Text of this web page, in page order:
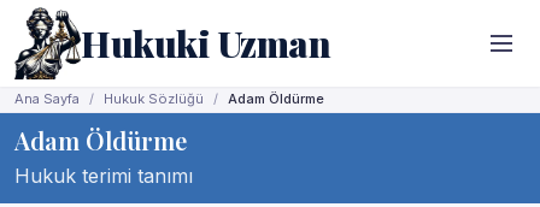
Hukuki Uzman
Ana Sayfa Hukuk Sözlüğü Adam Öldürme
Adam Öldürme
Hukuk terimi tanımı